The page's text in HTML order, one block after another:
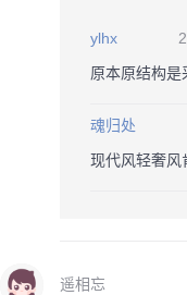
ylhx
原本原结构
魂归处
现代风轻奢风
遥相忘